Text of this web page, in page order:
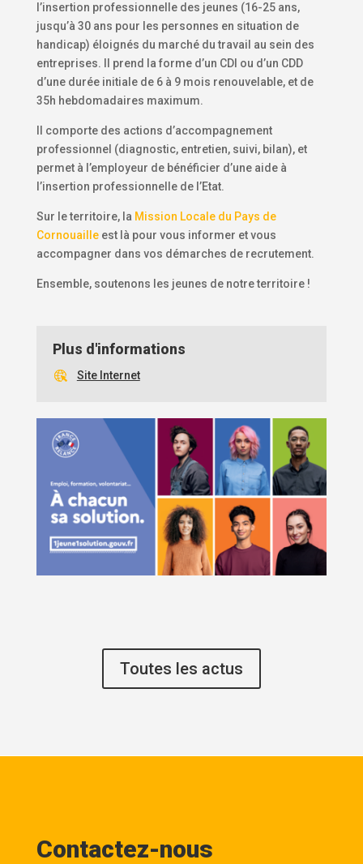
l’insertion professionnelle des jeunes (16-25 ans,
jusqu’à 30 ans pour les personnes en situation de
handicap) éloignés du marché du travail au sein des
entreprises. Il prend la forme d’un CDI ou d’un CDD
d’une durée initiale de 6 à 9 mois renouvelable, et de
35h hebdomadaires maximum.
Il comporte des actions d’accompagnement
professionnel (diagnostic, entretien, suivi, bilan), et
permet à l’employeur de bénéficier d’une aide à
l’insertion professionnelle de l’Etat.
Sur le territoire, la Mission Locale du Pays de
Cornouailleest là pour vous informer et vous
accompagner dans vos démarches de recrutement.
Ensemble, soutenons les jeunes de notre territoire !
Plus d'informations
Site Internet
Toutes les actus
Contactez-nous